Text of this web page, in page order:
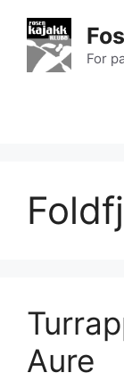
innhold
For
Aure